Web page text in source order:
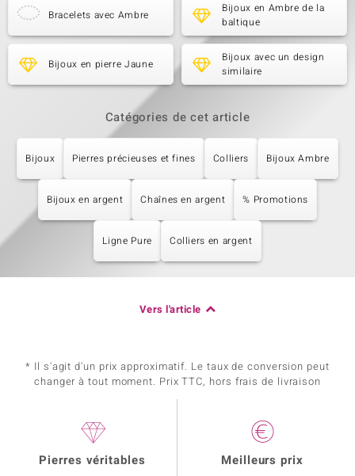
Bracelets avec Ambre
Bijoux en Ambre de la
baltique
Bijoux en pierre Jaune
Bijoux avec un design
similaire
Catégories de cet article
Bijoux Pierres précieuses et fines Colliers Bijoux Ambre
Bijoux en argent Chaînes en argent % Promotions
Ligne Pure Colliers en argent
Vers l'article
* Il s'agit d'un prix approximatif. Le taux de conversion peut
changer à tout moment. Prix TTC, hors frais de livraison
Pierres véritables Meilleurs prix